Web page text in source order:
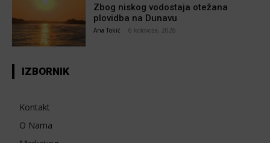
Zbog niskog vodostaja otežana
plovidba na Dunavu
Ana Tokić 6 kolovoza, 2026
IZBORNIK
Kontakt
O Nama